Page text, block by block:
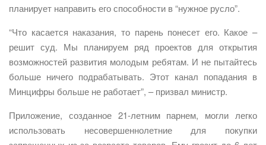
планирует направить его способности в “нужное русло”.
“Что касается наказания, то парень понесет его. Какое –
решит суд. Мы планируем ряд проектов для открытия
возможностей развития молодым ребятам. И не пытайтесь
больше ничего подрабатывать. Этот канал попадания в
Минцифры больше не работает”, – призвал министр.
Приложение, созданное 21-летним парнем, могли легко
использовать несовершеннолетние для покупки